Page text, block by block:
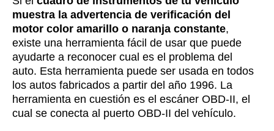
muestra la advertencia de verificación del
motor color amarillo o naranja constante,
existe una herramienta fácil de usar que puede
ayudarte a reconocer cual es el problema del
auto. Esta herramienta puede ser usada en todos
los autos fabricados a partir del año 1996. La
herramienta en cuestión es el escáner OBD-II, el
cual se conecta al puerto OBD-II del vehículo.